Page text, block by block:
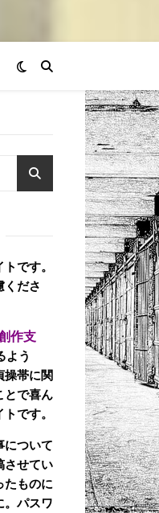
です。
くださ
作支
よう
操帯に関
とで喜ん
です。
について
させてい
たものに
。パスワ